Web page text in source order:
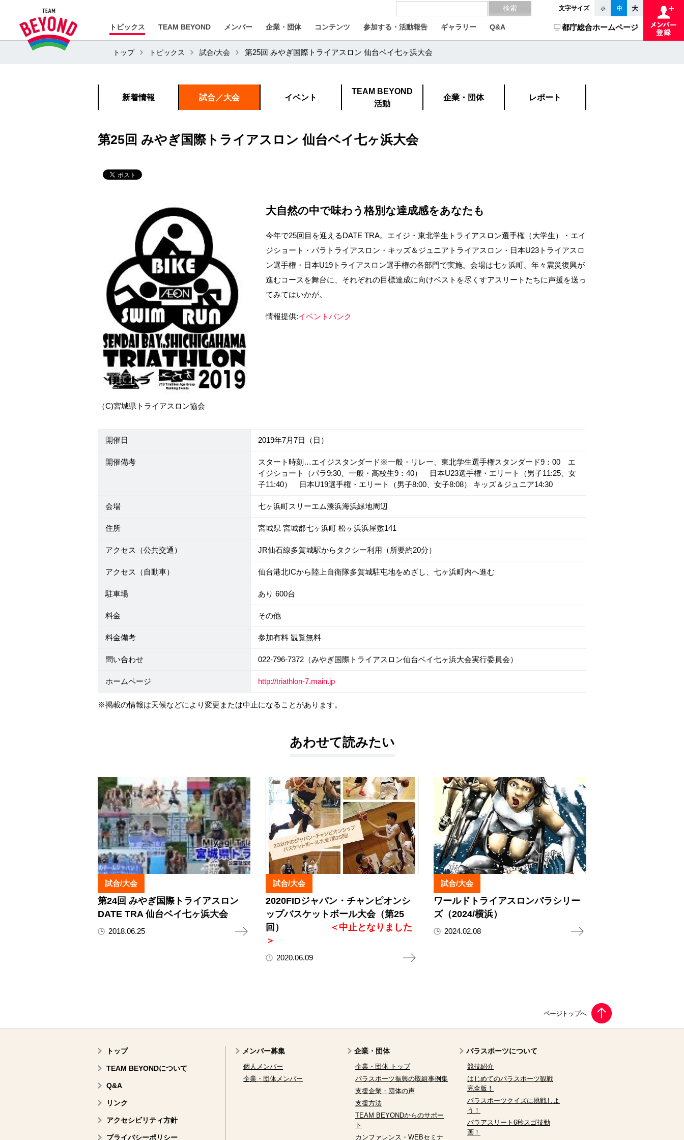
文字サイズ
トピックス TEAM BEYOND メンバー 企業・団体 コンテンツ 参加する・活動報告 ギャラリー Q&A 都庁総合ホームページ
トップ トピックス 試合/大会 第25回 みやぎ国際トライアスロン 仙台ベイ七ヶ浜大会
新着情報 試合／大会 イベント
TEAM BEYOND
活動
企業・団体 レポート
第25回 みやぎ国際トライアスロン 仙台ベイ七ヶ浜大会
（C)宮城県トライアスロン協会
大自然の中で味わう格別な達成感をあなたも
今年で25回目を迎えるDATE TRA。エイジ・東北学生トライアスロン選手権（大学生）・エイ
ジショート・パラトライアスロン・キッズ＆ジュニアトライアスロン・日本U23トライアスロ
ン選手権・日本U19トライアスロン選手権の各部門で実施。会場は七ヶ浜町。年々震災復興が
進むコースを舞台に、それぞれの目標達成に向けベストを尽くすアスリートたちに声援を送っ
てみてはいかが。
情報提供:イベントバンク
開催日 2019年7月7日（日）
開催備考
スタート時刻…エイジスタンダード※一般・リレー、東北学生選手権スタンダード9：00 エ
イジショート（パラ9:30、一般・高校生9：40） 日本U23選手権・エリート（男子11:25、女
子11:40） 日本U19選手権・エリート（男子8:00、女子8:08） キッズ＆ジュニア14:30
会場 七ヶ浜町スリーエム湊浜海浜緑地周辺
住所 宮城県 宮城郡七ヶ浜町 松ヶ浜浜屋敷141
アクセス（公共交通） JR仙石線多賀城駅からタクシー利用（所要約20分）
アクセス（自動車） 仙台港北ICから陸上自衛隊多賀城駐屯地をめざし、七ヶ浜町内へ進む
駐車場 あり 600台
料金 その他
料金備考 参加有料 観覧無料
問い合わせ 022-796-7372（みやぎ国際トライアスロン仙台ベイ七ヶ浜大会実行委員会）
ホームページ http://triathlon-7.main.jp
※掲載の情報は天候などにより変更または中止になることがあります。
あわせて読みたい
試合/大会
第24回 みやぎ国際トライアスロン
DATE TRA 仙台ベイ七ヶ浜大会
2018.06.25
試合/大会
2020FIDジャパン・チャンピオンシ
ップバスケットボール大会（第25
回）
＜中止となりました
＞
2020.06.09
試合/大会
ワールドトライアスロンパラシリー
ズ（2024/横浜）
2024.02.08
トップ
TEAM BEYONDについて
Q&A
リンク
アクセシビリティ方針
プライバシーポリシー
メンバー募集
個人メンバー
企業・団体メンバー
企業・団体
企業・団体 トップ
パラスポーツ振興の取組事例集
支援企業・団体の声
支援方法
TEAM BEYONDからのサポー
ト
カンファレンス・WEBセミナ
パラスポーツについて
競技紹介
はじめてのパラスポーツ観戦
完全版！
パラスポーツクイズに挑戦しよ
う！
パラアスリート6秒スゴ技動
画！